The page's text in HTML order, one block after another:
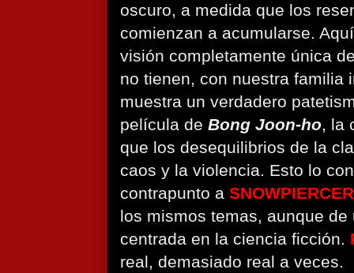
oscuro, a medida que los
comienzan a acumularse.
visión completamente única
no tienen, con nuestra familia
muestra un verdadero
película de Bong Joon-ho, la
que los desequilibrios de la
caos y la violencia. Esto lo
contrapunto a SNOWPIERCER
los mismos temas, aunque de
centrada en la ciencia ficción.
real, demasiado real a veces.